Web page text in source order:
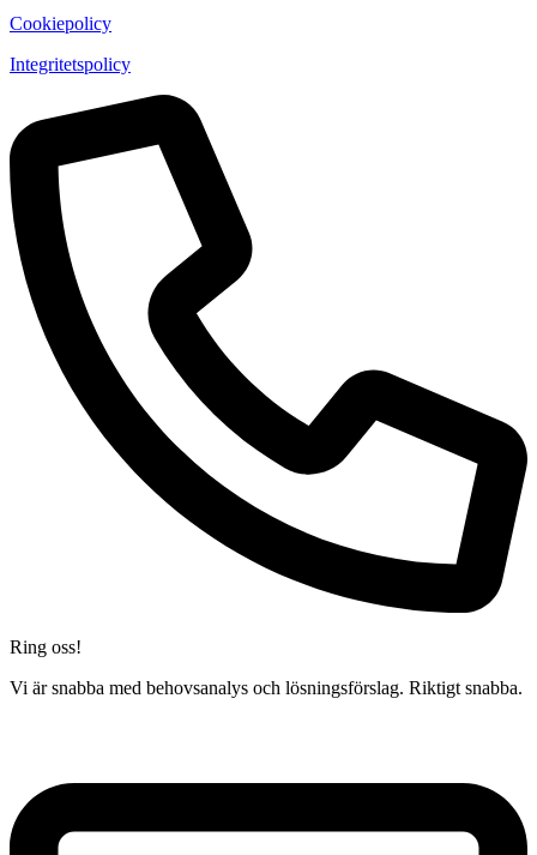
Cookiepolicy
Integritetspolicy
Ring oss!
Vi är snabba med behovsanalys och lösningsförslag. Riktigt snabba.